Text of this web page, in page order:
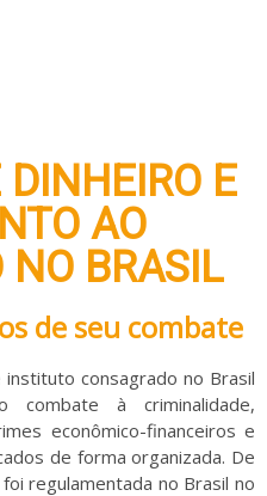
E
AO
NO BRASIL
de seu combate
consagrado no Brasil
combate à criminalidade,
econômico-financeiros e
de forma organizada. De
regulamentada no Brasil no